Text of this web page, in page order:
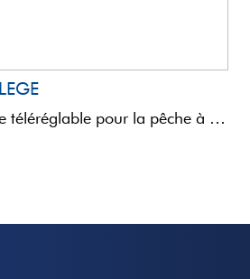
Canne téléréglable pour la pêche à la palangrotte medium light (3,30-4,00 m). Légère et très fine, la Privilege ...